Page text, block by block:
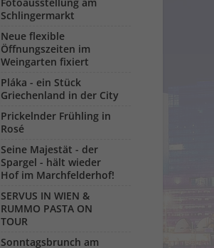
Schlingermarkt
Neue flexible
Öffnungszeiten im
Weingarten fixiert
Pláka - ein Stück
Griechenland in der City
Prickelnder Frühling in
Rosé
Seine Majestät - der
Spargel - hält wieder
Hof im Marchfelderhof!
SERVUS IN WIEN &
RUMMO PASTA ON
TOUR
Sonntagsbrunch am